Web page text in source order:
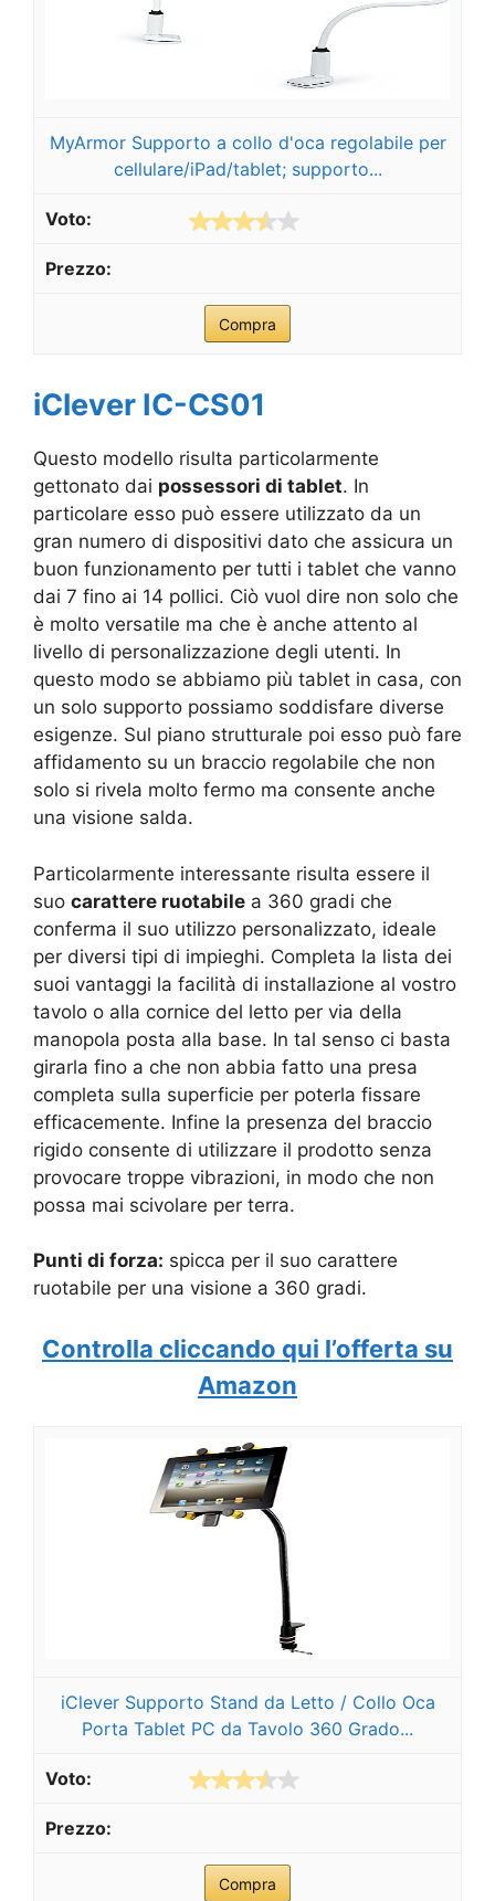
MyArmor Supporto a collo d'oca regolabile per
cellulare/iPad/tablet; supporto...
Compra
iClever IC-CS01
Questo modello risulta particolarmente
gettonato dai possessori di tablet. In
particolare esso può essere utilizzato da un
gran numero di dispositivi dato che assicura un
buon funzionamento per tutti i tablet che vanno
dai 7 fino ai 14 pollici. Ciò vuol dire non solo che
è molto versatile ma che è anche attento al
livello di personalizzazione degli utenti. In
questo modo se abbiamo più tablet in casa, con
un solo supporto possiamo soddisfare diverse
esigenze. Sul piano strutturale poi esso può fare
affidamento su un braccio regolabile che non
solo si rivela molto fermo ma consente anche
una visione salda.
Particolarmente interessante risulta essere il
suo carattere ruotabile a 360 gradi che
conferma il suo utilizzo personalizzato, ideale
per diversi tipi di impieghi. Completa la lista dei
suoi vantaggi la facilità di installazione al vostro
tavolo o alla cornice del letto per via della
manopola posta alla base. In tal senso ci basta
girarla fino a che non abbia fatto una presa
completa sulla superficie per poterla fissare
efficacemente. Infine la presenza del braccio
rigido consente di utilizzare il prodotto senza
provocare troppe vibrazioni, in modo che non
possa mai scivolare per terra.
Punti di forza: spicca per il suo carattere
ruotabile per una visione a 360 gradi.
Controlla cliccando qui l’offerta su
Amazon
iClever Supporto Stand da Letto / Collo Oca
Porta Tablet PC da Tavolo 360 Grado...
Compra